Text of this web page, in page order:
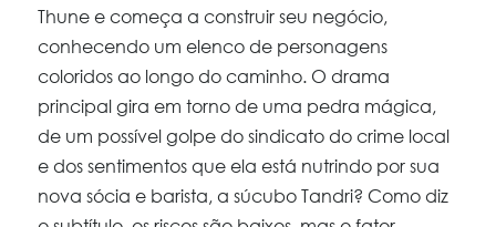
Thune e começa a construir seu negócio,
conhecendo um elenco de personagens
coloridos ao longo do caminho. O drama
principal gira em torno de uma pedra mágica,
de um possível golpe do sindicato do crime local
e dos sentimentos que ela está nutrindo por sua
nova sócia e barista, a súcubo Tandri? Como diz